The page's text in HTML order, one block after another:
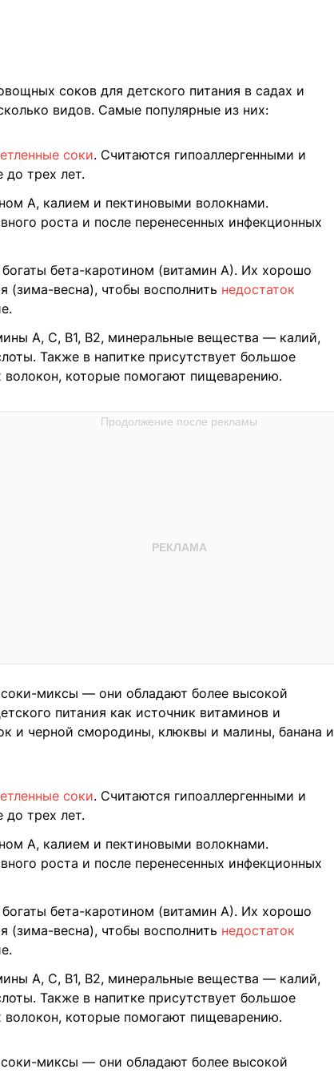
соков для детского питания в садах и
видов. Самые популярные из них:
соки. Считаются гипоаллергенными и
до трех лет.
А, калием и пектиновыми волокнами.
роста и после перенесенных инфекционных
бета-каротином (витамин А). Их хорошо
(зима-весна), чтобы восполнить недостаток
А, С, В1, В2, минеральные вещества — калий,
Также в напитке присутствует большое
которые помогают пищеварению.
миксы — они обладают более высокой
питания как источник витаминов и
и черной смородины, клюквы и малины, банана и
соки. Считаются гипоаллергенными и
до трех лет.
А, калием и пектиновыми волокнами.
роста и после перенесенных инфекционных
бета-каротином (витамин А). Их хорошо
(зима-весна), чтобы восполнить недостаток
А, С, В1, В2, минеральные вещества — калий,
Также в напитке присутствует большое
которые помогают пищеварению.
миксы — они обладают более высокой